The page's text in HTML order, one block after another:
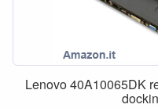
Lenovo 40A10065DK